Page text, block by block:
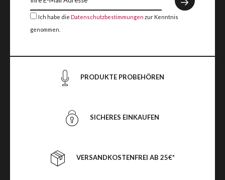
Ich habe die Datenschutzbestimmungen zur Kenntnis
genommen.
PRODUKTE PROBEHÖREN
SICHERES EINKAUFEN
VERSANDKOSTENFREI AB 25€*